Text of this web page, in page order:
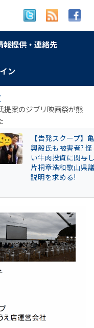
報提供・連絡先
ン
提案のジブリ映画祭が熊
【交野市㉔】検証!
景決起集会 パワハ
題の市長答弁で名
れた体育協会役員
ぜか応援演説